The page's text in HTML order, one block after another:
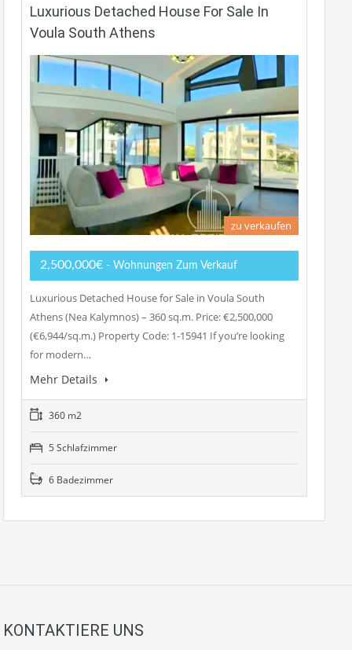
Luxurious Detached House For Sale In
Voula South Athens
zu verkaufen
2,500,000€ - Wohnungen Zum Verkauf
Luxurious Detached House for Sale in Voula South
Athens (Nea Kalymnos) – 360 sq.m. Price: €2,500,000
(€6,944/sq.m.) Property Code: 1-15941 If you’re looking
for modern…
Mehr Details
360 m2
5 Schlafzimmer
6 Badezimmer
KONTAKTIERE UNS